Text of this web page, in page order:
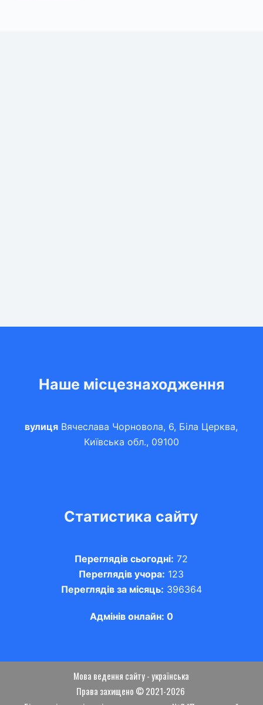
Наше місцезнаходження
вулиця Вячеслава Чорновола, 6, Біла Церква,
Київська обл., 09100
Статистика сайту
Переглядів сьогодні: 72
Переглядів учора: 123
Переглядів за місяць: 396364
Адмінів онлайн: 0
Мова ведення сайту - українська
Права захищено © 2021-2026